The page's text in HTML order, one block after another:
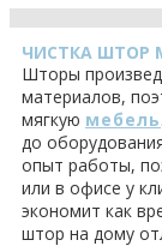
ЧИСТКА ШТОР
Шторы
материалов,
мягкую мебель
до
опыт работы,
или в офисе у
экономит как
штор на дому